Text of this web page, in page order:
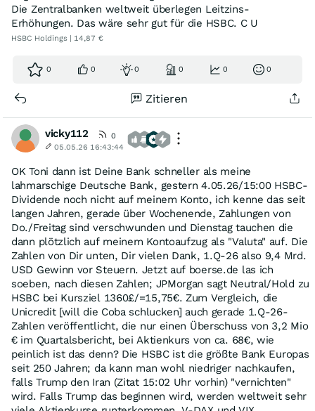
Die Zentralbanken weltweit überlegen Leitzins-
Erhöhungen. Das wäre sehr gut für die HSBC. C U
HSBC Holdings | 14,87 €
0 0 0 0 0 0
Zitieren
vicky112
0
05.05.26 16:43:44
OK Toni dann ist Deine Bank schneller als meine
lahmarschige Deutsche Bank, gestern 4.05.26/15:00 HSBC-
Dividende noch nicht auf meinem Konto, ich kenne das seit
langen Jahren, gerade über Wochenende, Zahlungen von
Do./Freitag sind verschwunden und Dienstag tauchen die
dann plötzlich auf meinem Kontoaufzug als "Valuta" auf. Die
Zahlen von Dir unten, Dir vielen Dank, 1.Q-26 also 9,4 Mrd.
USD Gewinn vor Steuern. Jetzt auf boerse.de las ich
soeben, nach diesen Zahlen; JPMorgan sagt Neutral/Hold zu
HSBC bei Kursziel 1360£/=15,75€. Zum Vergleich, die
Unicredit [will die Coba schlucken] auch gerade 1.Q-26-
Zahlen veröffentlicht, die nur einen Überschuss von 3,2 Mio
€ im Quartalsbericht, bei Aktienkurs von ca. 68€, wie
peinlich ist das denn? Die HSBC ist die größte Bank Europas
seit 250 Jahren; da kann man wohl niedriger nachkaufen,
falls Trump den Iran (Zitat 15:02 Uhr vorhin) "vernichten"
wird. Falls Trump das beginnen wird, werden weltweit sehr